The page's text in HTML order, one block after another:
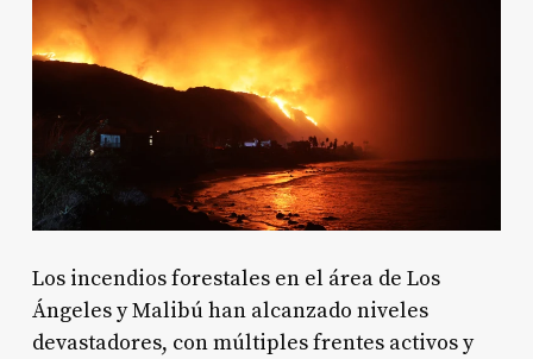
Los incendios forestales en el área de Los
Ángeles y Malibú han alcanzado niveles
devastadores, con múltiples frentes activos y